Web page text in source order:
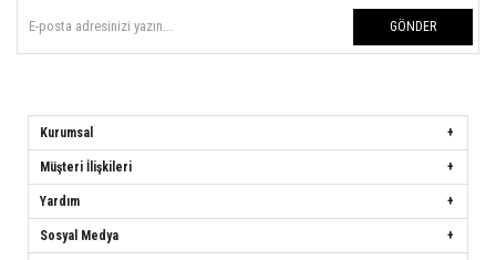
GÖNDER
Kurumsal
Müşteri İlişkileri
Yardım
Sosyal Medya